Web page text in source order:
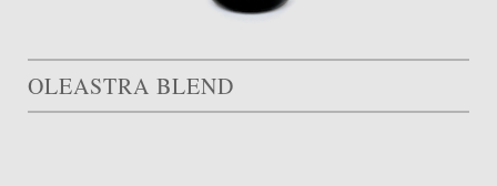
OLEASTRA BLEND